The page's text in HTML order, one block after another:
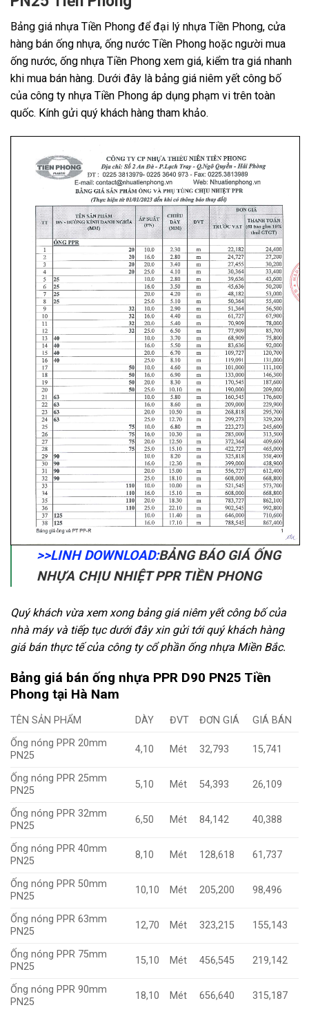
Bảng giá nhựa Tiền Phong để đại lý nhựa Tiền Phong, cửa
hàng bán ống nhựa, ống nước Tiền Phong hoặc người mua
ống nước, ống nhựa Tiền Phong xem giá, kiểm tra giá nhanh
khi mua bán hàng. Dưới đây là bảng giá niêm yết công bố
của công ty nhựa Tiền Phong áp dụng phạm vi trên toàn
quốc. Kính gửi quý khách hàng tham khảo.
>>LINH DOWNLOAD:BẢNG BÁO GIÁ ỐNG
NHỰA CHỊU NHIỆT PPR TIỀN PHONG
Quý khách vừa xem xong bảng giá niêm yết công bố của
nhà máy và tiếp tục dưới đây xin gửi tới quý khách hàng
giá bán thực tế của công ty cổ phần ống nhựa Miền Bắc.
Bảng giá bán ống nhựa PPR D90 PN25 Tiền
Phong tại Hà Nam
TÊN SẢN PHẨM DÀY ĐVT ĐƠN GIÁ
GIÁ BÁN
Ống nóng PPR 20mm
PN25
4,10 Mét 32,793 15,741
Ống nóng PPR 25mm
PN25
5,10 Mét 54,393 26,109
Ống nóng PPR 32mm
PN25
6,50 Mét 84,142 40,388
Ống nóng PPR 40mm
PN25
8,10 Mét 128,618 61,737
Ống nóng PPR 50mm
PN25
10,10 Mét 205,200 98,496
Ống nóng PPR 63mm
PN25
12,70 Mét 323,215 155,143
Ống nóng PPR 75mm
PN25
15,10 Mét 456,545 219,142
Ống nóng PPR 90mm
PN25
18,10 Mét 656,640 315,187